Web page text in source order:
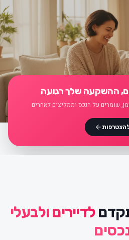
ההשקעה שלך רגועה
שומרים על הנכס וממליצים לאחרים
לדיירים ולבעלי